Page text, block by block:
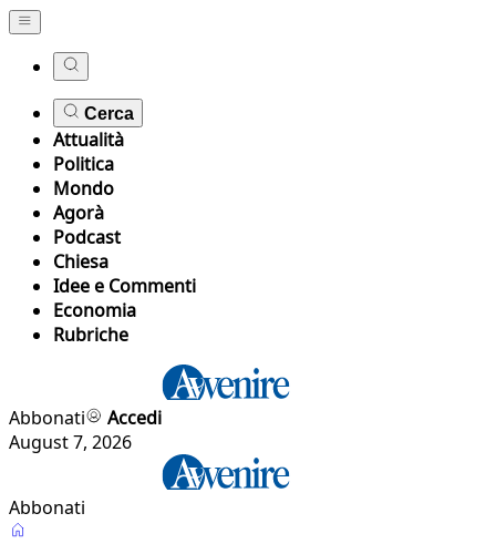
Cerca
Attualità
Politica
Mondo
Agorà
Podcast
Chiesa
Idee e Commenti
Economia
Rubriche
Abbonati
Accedi
August 7, 2026
Abbonati